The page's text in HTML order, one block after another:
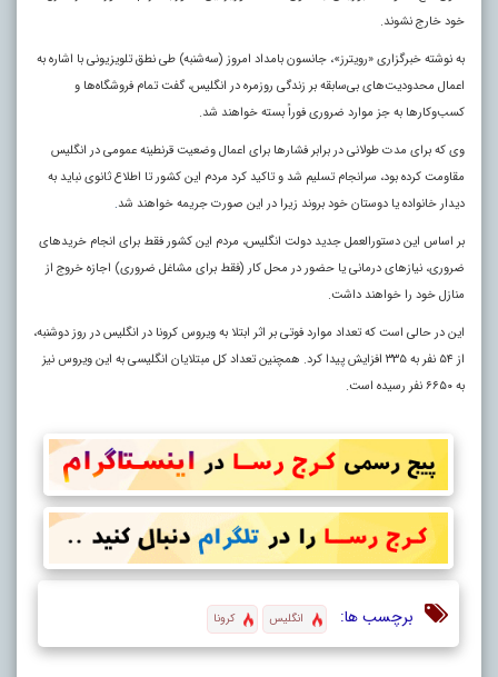
خود خارج نشوند.
به نوشته خبرگزاری «رویترز»، جانسون بامداد امروز (سه‌شنبه) طی نطق تلویزیونی با اشاره به
اعمال محدودیت‌های بی‌سابقه بر زندگی روزمره در انگلیس، گفت تمام فروشگاه‌ها و
کسب‌وکارها به جز موارد ضروری فوراً بسته خواهند شد.
وی که برای مدت طولانی در برابر فشارها برای اعمال وضعیت قرنطینه عمومی در انگلیس
مقاومت کرده بود، سرانجام تسلیم شد و تاکید کرد مردم این کشور تا اطلاع ثانوی نباید به
دیدار خانواده یا دوستان خود بروند زیرا در این صورت جریمه خواهند شد.
بر اساس این دستورالعمل جدید دولت انگلیس، مردم این کشور فقط برای انجام خریدهای
ضروری، نیازهای درمانی یا حضور در محل کار (فقط برای مشاغل ضروری) اجازه خروج از
منازل خود را خواهند داشت.
این در حالی است که تعداد موارد فوتی بر اثر ابتلا به ویروس کرونا در انگلیس در روز دوشنبه،
از ۵۴ نفر به ۳۳۵ افزایش پیدا کرد. همچنین تعداد کل مبتلایان انگلیسی به این ویروس نیز
به ۶۶۵۰ نفر رسیده است.
برچسب ها: انگلیس کرونا